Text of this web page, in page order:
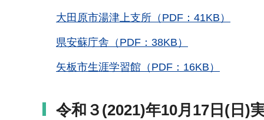
大田原市湯津上支所（PDF：41KB）
県安蘇庁舎（PDF：38KB）
矢板市生涯学習館（PDF：16KB）
令和３(2021)年10月17日(日)